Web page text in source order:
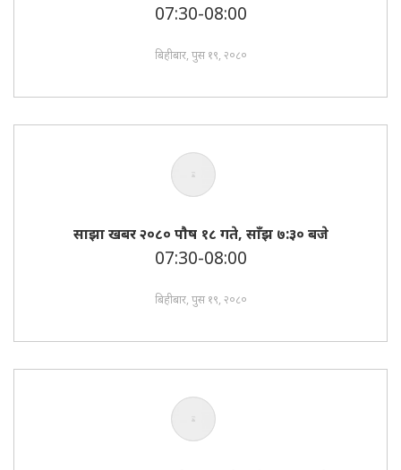
07:30-08:00
बिहीबार, पुस १९, २०८०
साझा खबर २०८० पाैष १८ गते, साँझ ७:३० बजे
07:30-08:00
बिहीबार, पुस १९, २०८०